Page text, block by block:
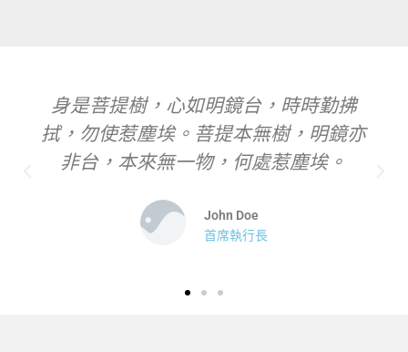
身是菩提樹，心如明鏡台，時時勤拂
拭，勿使惹塵埃。菩提本無樹，明鏡亦
非台，本來無一物，何處惹塵埃。
John Doe
首席執行長